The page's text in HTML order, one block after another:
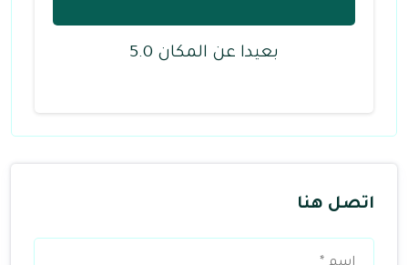
بعيدا عن المكان 5.0
اتصل هنا